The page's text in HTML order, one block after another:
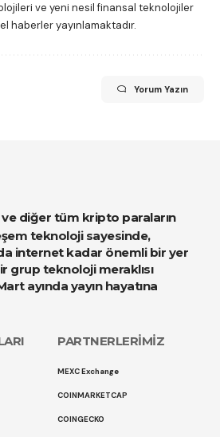
ve yeni nesil finansal teknolojiler
haberler yayınlamaktadır.
Yorum Yazın
teknoloji sayesinde,
internet kadar önemli bir yer
grup teknoloji meraklısı
ayında yayın hayatına
PARTNERLERİMİZ
MEXC Exchange
COINMARKETCAP
COINGECKO